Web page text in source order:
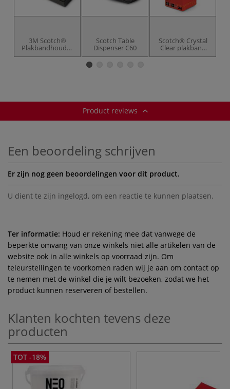
3M Scotch®
Plakbandhouder
C38
Scotch Table
Dispenser C60
Scotch® Crystal
Clear plakband
600
Product reviews
Een beoordeling schrijven
Er zijn nog geen beoordelingen voor dit product.
U dient te zijn ingelogd, om een reactie te kunnen plaatsen.
Ter informatie: Houd er rekening mee dat vanwege de
beperkte omvang van onze winkels niet alle artikelen van de
website ook in alle winkels op voorraad zijn. Om
teleurstellingen te voorkomen raden wij je aan om contact op
te nemen met de winkel die je wilt bezoeken, zodat we het
product kunnen reserveren of bestellen.
Klanten kochten tevens deze
producten
TOT -18%